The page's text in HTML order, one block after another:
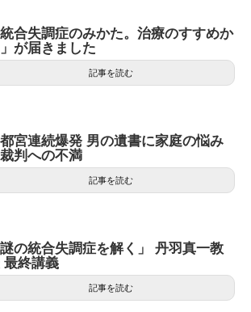
統合失調症のみかた。治療のすすめか
が届きました
記事を読む
宮連続爆発 男の遺書に家庭の悩み
判への不満
記事を読む
謎の統合失調症を解く」 丹羽真一教
最終講義
記事を読む